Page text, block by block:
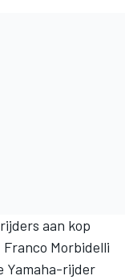
aan kop
Franco Morbidelli
Yamaha-rijder